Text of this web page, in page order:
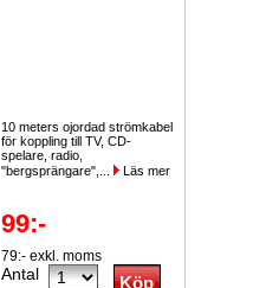
10 meters ojordad strömkabel
för koppling till TV, CD-
spelare, radio,
"bergsprängare",...
Läs mer
99:-
79:- exkl. moms
Antal